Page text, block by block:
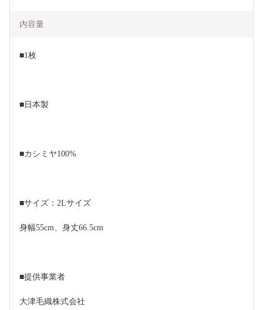
内容量
■1枚
■日本製
■カシミヤ100%
■サイズ：2Lサイズ
身幅55cm、身丈66.5cm
■提供事業者
大津毛織株式会社